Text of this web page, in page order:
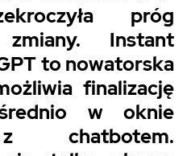
próg
zmiany. Instant
to nowatorska
finalizację
w oknie
chatbotem.